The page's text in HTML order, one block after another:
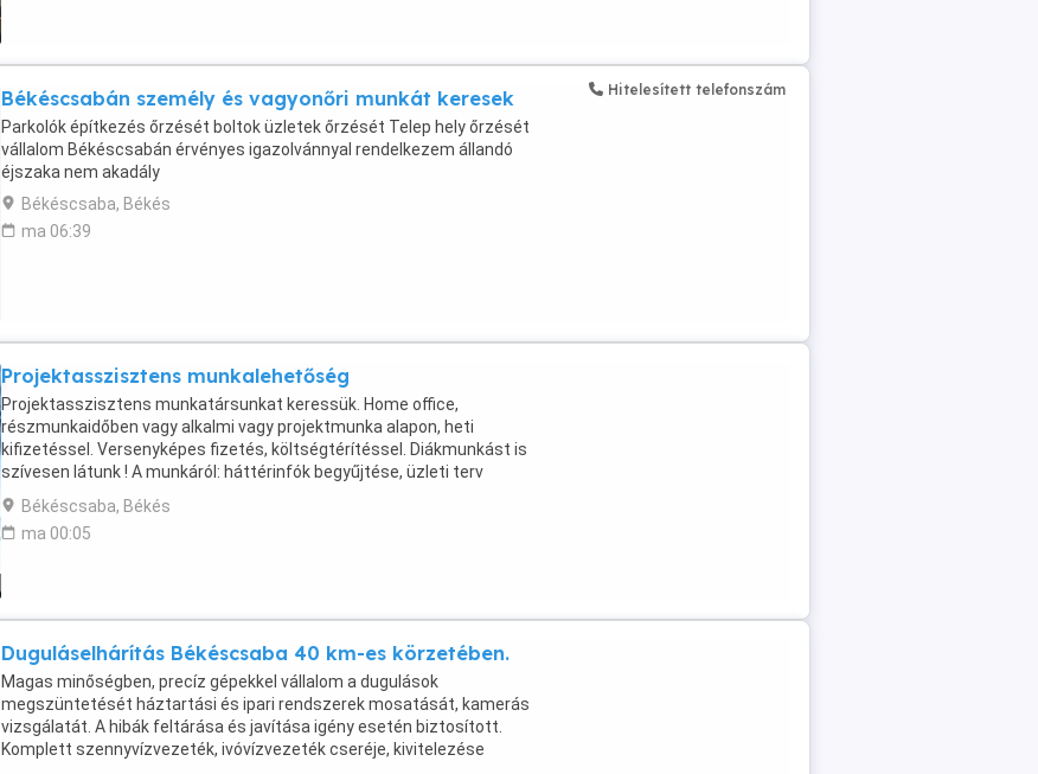
Békéscsabán személy és vagyonőri munkát keresek
Parkolók építkezés őrzését boltok üzletek őrzését Telep hely őrzését
vállalom Békéscsabán érvényes igazolvánnyal rendelkezem állandó
éjszaka nem akadály
Békéscsaba, Békés
ma 06:39
Hitelesített telefonszám
Projektasszisztens munkalehetőség
Projektasszisztens munkatársunkat keressük. Home office,
részmunkaidőben vagy alkalmi vagy projektmunka alapon, heti
kifizetéssel. Versenyképes fizetés, költségtérítéssel. Diákmunkást is
szívesen látunk ! A munkáról: háttérinfók begyűjtése, üzleti terv
felépítésében való részvétel, adatok rendezése, ...
Békéscsaba, Békés
ma 00:05
Duguláselhárítás Békéscsaba 40 km-es körzetében.
Magas minőségben, precíz gépekkel vállalom a dugulások
megszüntetését háztartási és ipari rendszerek mosatását, kamerás
vizsgálatát. A hibák feltárása és javítása igény esetén biztosított.
Komplett szennyvízvezeték, ivóvízvezeték cseréje, kivitelezése